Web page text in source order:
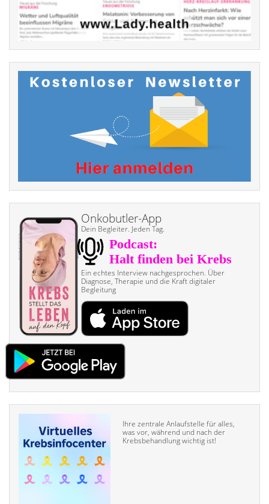
Onkobutler-App
Dein Begleiter. Jeden Tag.
Ein echtes Interview nach­gesprochen. Über
Diagnose, Therapie und die Kraft digitaler
Begleitung
Ihre zentrale Anlaufstelle für alles,
was vor, während und nach der
Krebsbehandlung wichtig ist!